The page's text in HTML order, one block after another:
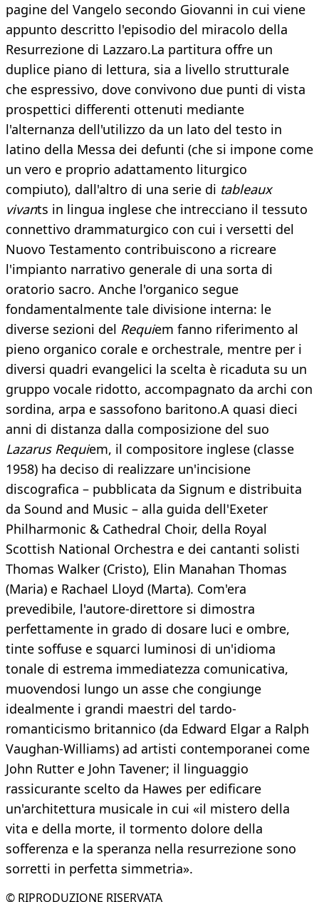
pagine del Vangelo secondo Giovanni in cui viene
appunto descritto l'episodio del miracolo della
Resurrezione di Lazzaro.La partitura offre un
duplice piano di lettura, sia a livello strutturale
che espressivo, dove convivono due punti di vista
prospettici differenti ottenuti mediante
l'alternanza dell'utilizzo da un lato del testo in
latino della Messa dei defunti (che si impone come
un vero e proprio adattamento liturgico
compiuto), dall'altro di una serie di tableaux
vivants in lingua inglese che intrecciano il tessuto
connettivo drammaturgico con cui i versetti del
Nuovo Testamento contribuiscono a ricreare
l'impianto narrativo generale di una sorta di
oratorio sacro. Anche l'organico segue
fondamentalmente tale divisione interna: le
diverse sezioni del Requiem fanno riferimento al
pieno organico corale e orchestrale, mentre per i
diversi quadri evangelici la scelta è ricaduta su un
gruppo vocale ridotto, accompagnato da archi con
sordina, arpa e sassofono baritono.A quasi dieci
anni di distanza dalla composizione del suo
Lazarus Requiem, il compositore inglese (classe
1958) ha deciso di realizzare un'incisione
discografica – pubblicata da Signum e distribuita
da Sound and Music – alla guida dell'Exeter
Philharmonic & Cathedral Choir, della Royal
Scottish National Orchestra e dei cantanti solisti
Thomas Walker (Cristo), Elin Manahan Thomas
(Maria) e Rachael Lloyd (Marta). Com'era
prevedibile, l'autore-direttore si dimostra
perfettamente in grado di dosare luci e ombre,
tinte soffuse e squarci luminosi di un'idioma
tonale di estrema immediatezza comunicativa,
muovendosi lungo un asse che congiunge
idealmente i grandi maestri del tardo-
romanticismo britannico (da Edward Elgar a Ralph
Vaughan-Williams) ad artisti contemporanei come
John Rutter e John Tavener; il linguaggio
rassicurante scelto da Hawes per edificare
un'architettura musicale in cui «il mistero della
vita e della morte, il tormento dolore della
sofferenza e la speranza nella resurrezione sono
sorretti in perfetta simmetria».
© RIPRODUZIONE RISERVATA